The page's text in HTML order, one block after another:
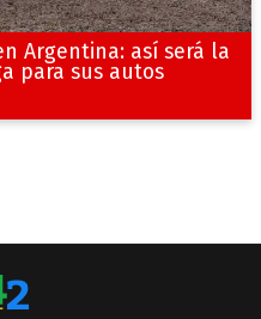
Argentina: así será la
para sus autos